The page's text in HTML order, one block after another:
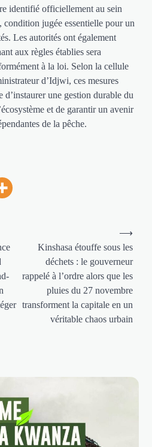
identifié officiellement au sein
condition jugée essentielle pour un
Les autorités ont également
aux règles établies sera
à la loi. Selon la cellule
d’Idjwi, ces mesures
une gestion durable du
et de garantir un avenir
de la pêche.
Kinshasa étouffe sous les
déchets : le gouverneur
rappelé à l’ordre alors que les
pluies du 27 novembre
transforment la capitale en un
véritable chaos urbain
⟶